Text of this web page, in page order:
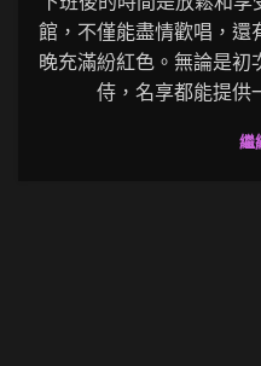
館，不僅能盡情歡唱，還
晚充滿紛紅色。無論是初
侍，名享都能提供
繼